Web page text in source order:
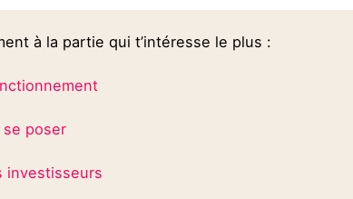
à la partie qui t’intéresse le plus :
se poser
investisseurs